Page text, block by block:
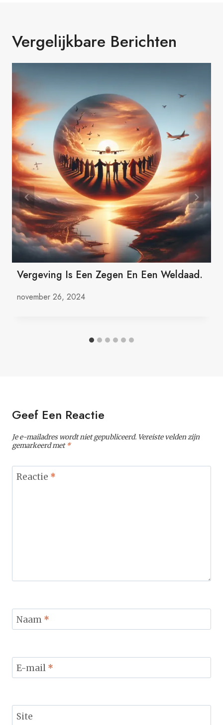
Vergelijkbare Berichten
Vergeving Is Een Zegen En Een Weldaad.
november 26, 2024
Geef Een Reactie
Je e-mailadres wordt niet gepubliceerd. Vereiste velden zijn
gemarkeerd met*
Reactie *
Naam *
E-mail *
Site